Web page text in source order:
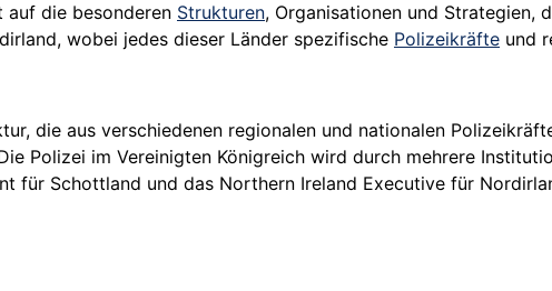
auf die besonderen Strukturen, Organisationen und Strategien,
wobei jedes dieser Länder spezifische Polizeikräfte und
die aus verschiedenen regionalen und nationalen
Polizei im Vereinigten Königreich wird durch mehrere
für Schottland und das Northern Ireland Executive für